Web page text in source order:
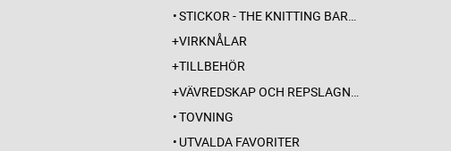
STICKOR - THE KNITTING BARBER
VIRKNÅLAR
TILLBEHÖR
VÄVREDSKAP OCH REPSLAGNING
TOVNING
UTVALDA FAVORITER